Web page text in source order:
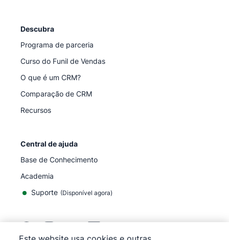
Descubra
Programa de parceria
Curso do Funil de Vendas
O que é um CRM?
Comparação de CRM
Recursos
Central de ajuda
Base de Conhecimento
Academia
Suporte (Disponível agora)